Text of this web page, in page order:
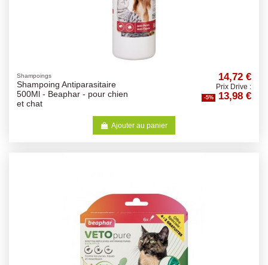
Shampoings
Shampoing Antiparasitaire
500Ml - Beaphar - pour chien
et chat
14,72 €
Prix Drive :
-5% 13,98 €
Ajouter au panier